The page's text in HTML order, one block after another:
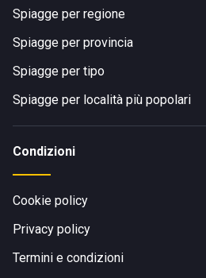
Spiagge per regione
Spiagge per provincia
Spiagge per tipo
Spiagge per località più popolari
Condizioni
Cookie policy
Privacy policy
Termini e condizioni